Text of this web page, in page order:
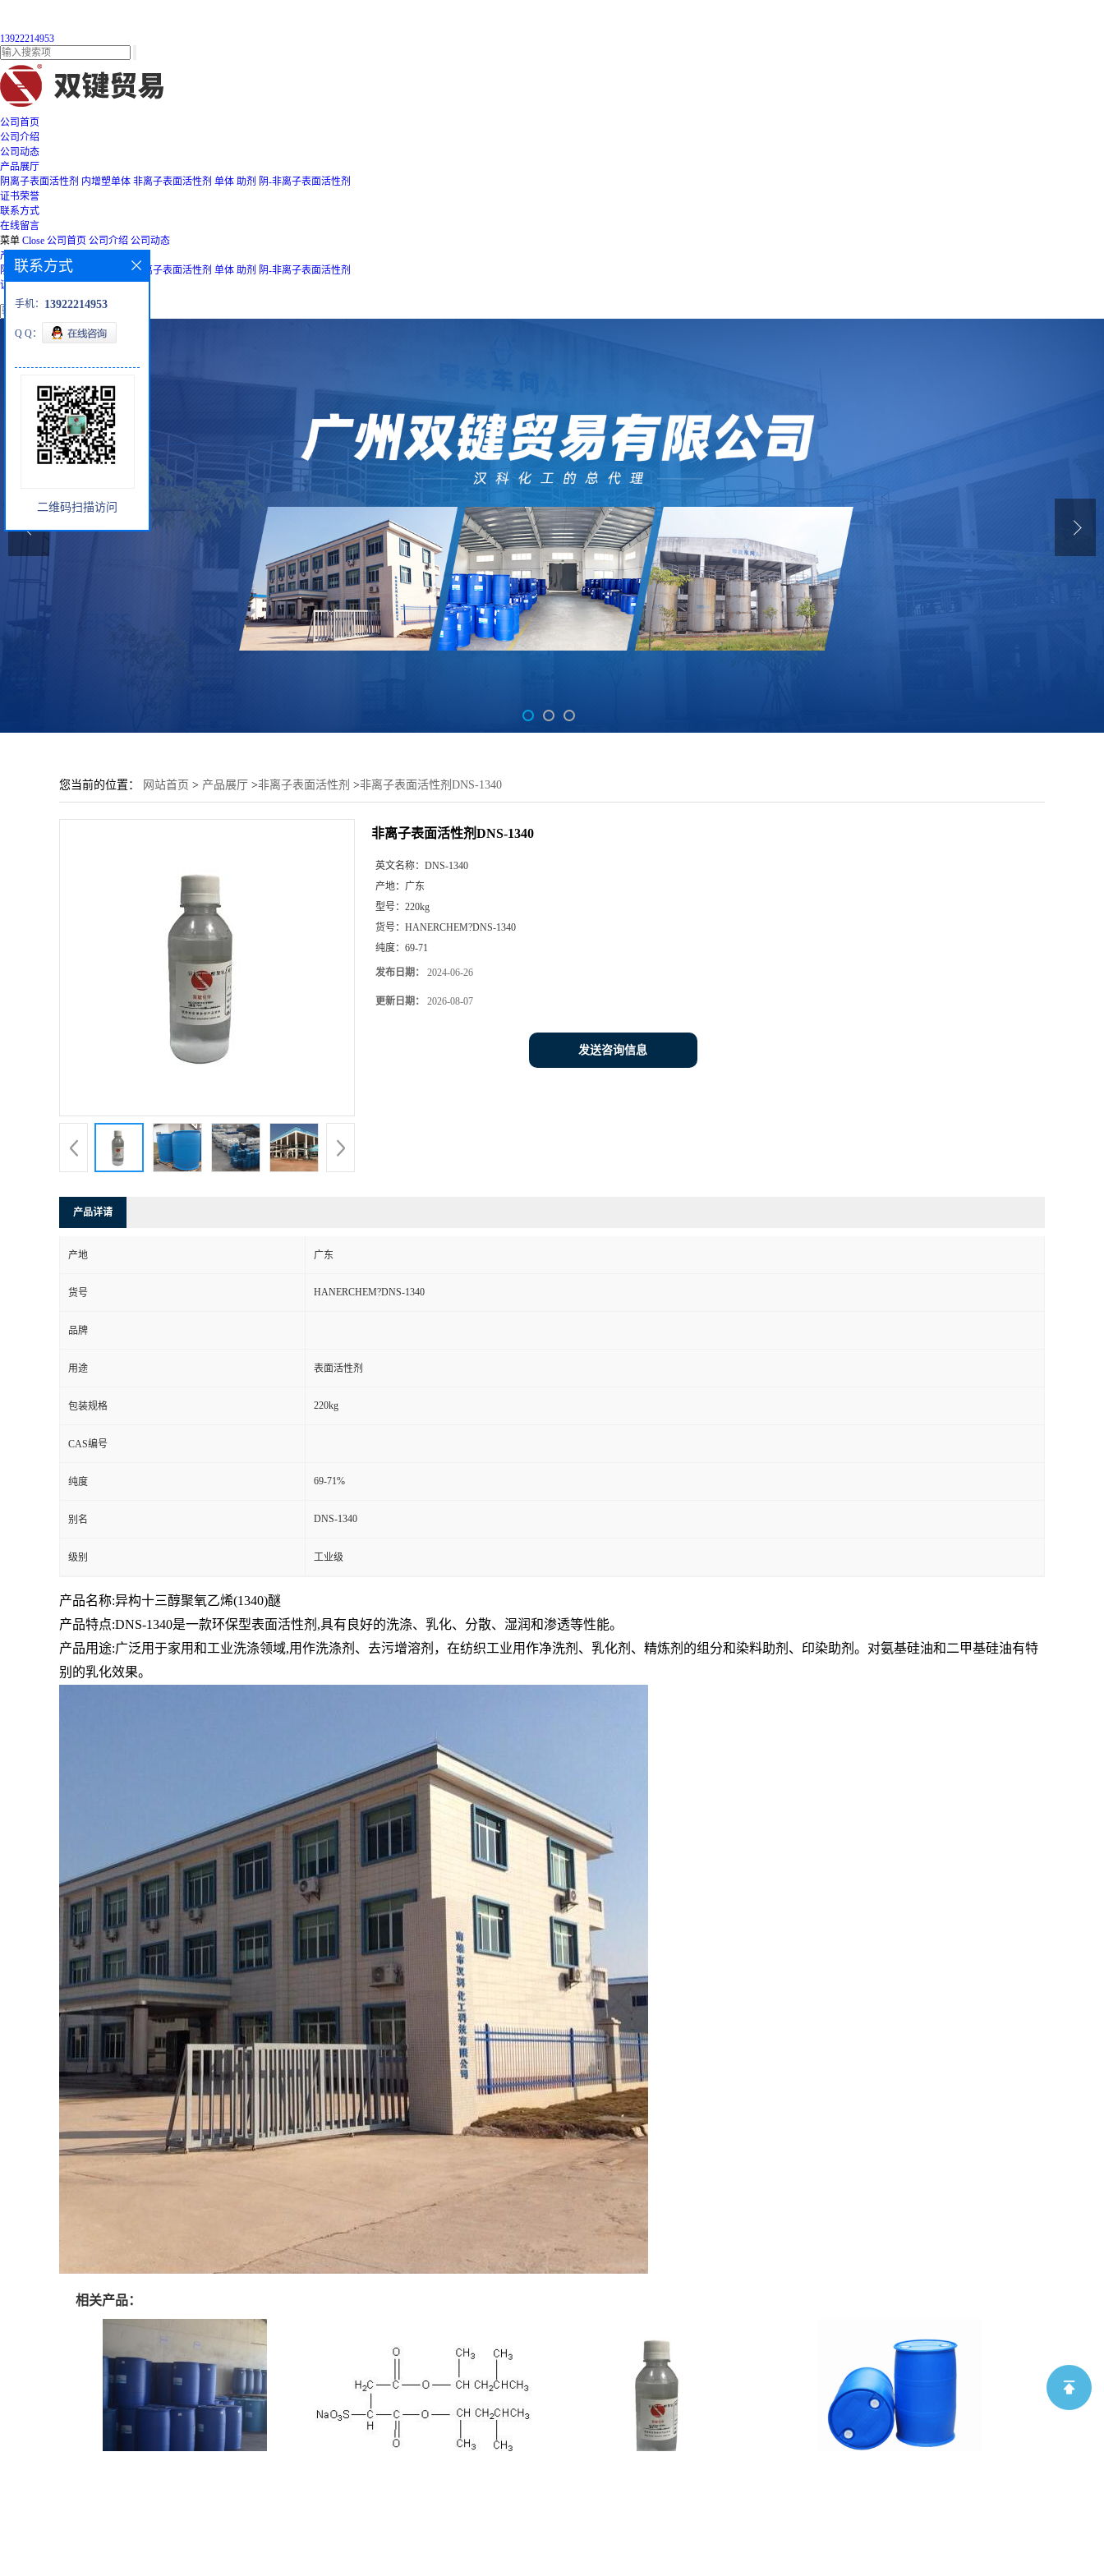
13922214953
公司首页
公司介绍
公司动态
产品展厅
阴离子表面活性剂 内增塑单体 非离子表面活性剂 单体 助剂 阴-非离子表面活性剂
证书荣誉
联系方式
在线留言
菜单 Close 公司首页 公司介绍 公司动态
产品展厅
阴离子表面活性剂
非离子表面活性剂 单体 助剂 阴-非离子表面活性剂
证书荣誉 联系方式 在线留言
您当前的位置： 网站首页 > 产品展厅 >非离子表面活性剂 >非离子表面活性剂DNS-1340
非离子表面活性剂DNS-1340
英文名称： DNS-1340
产地： 广东
型号： 220kg
货号： HANERCHEM?DNS-1340
纯度： 69-71
发布日期： 2024-06-26
更新日期： 2026-08-07
发送咨询信息
产品详请
产地 广东
货号 HANERCHEM?DNS-1340
品牌
用途 表面活性剂
包装规格 220kg
CAS编号
纯度 69-71%
别名 DNS-1340
级别 工业级
产品名称:异构十三醇聚氧乙烯(1340)醚
产品特点:DNS-1340是一款环保型表面活性剂,具有良好的洗涤、乳化、分散、湿润和渗透等性能。
产品用途:广泛用于家用和工业洗涤领域,用作洗涤剂、去污增溶剂，在纺织工业用作净洗剂、乳化剂、精炼剂的组分和染料助剂、印染助剂。对氨基硅油和二甲基硅油有特
别的乳化效果。
相关产品：
联系方式
手机： 13922214953
Q Q：
二维码扫描访问